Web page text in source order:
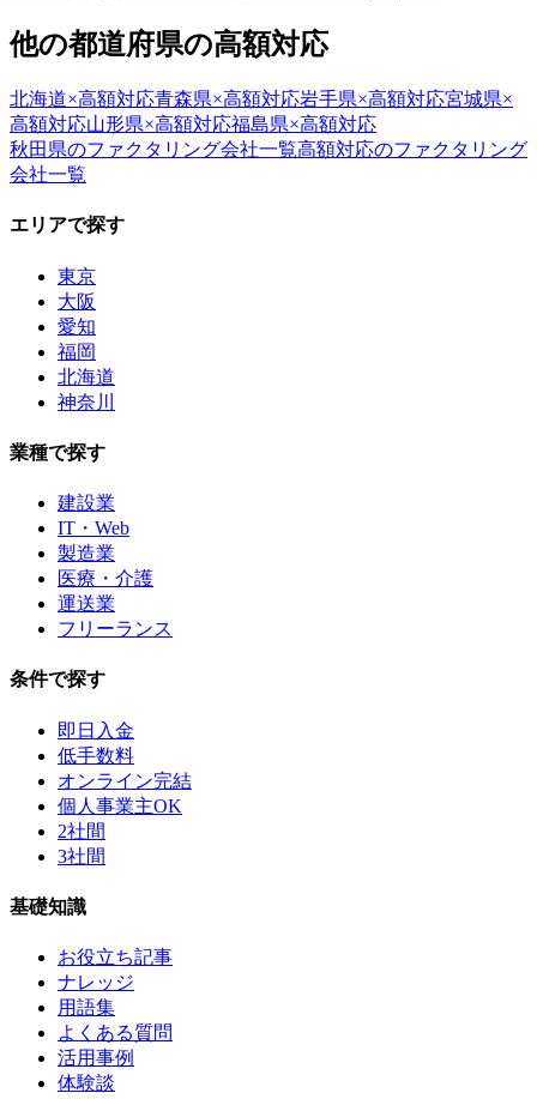
他の都道府県の高額対応
北海道×高額対応青森県×高額対応岩手県×高額対応宮城県×
高額対応山形県×高額対応福島県×高額対応
秋田県のファクタリング会社一覧高額対応のファクタリング
会社一覧
エリアで探す
東京
大阪
愛知
福岡
北海道
神奈川
業種で探す
建設業
IT・Web
製造業
医療・介護
運送業
フリーランス
条件で探す
即日入金
低手数料
オンライン完結
個人事業主OK
2社間
3社間
基礎知識
お役立ち記事
ナレッジ
用語集
よくある質問
活用事例
体験談